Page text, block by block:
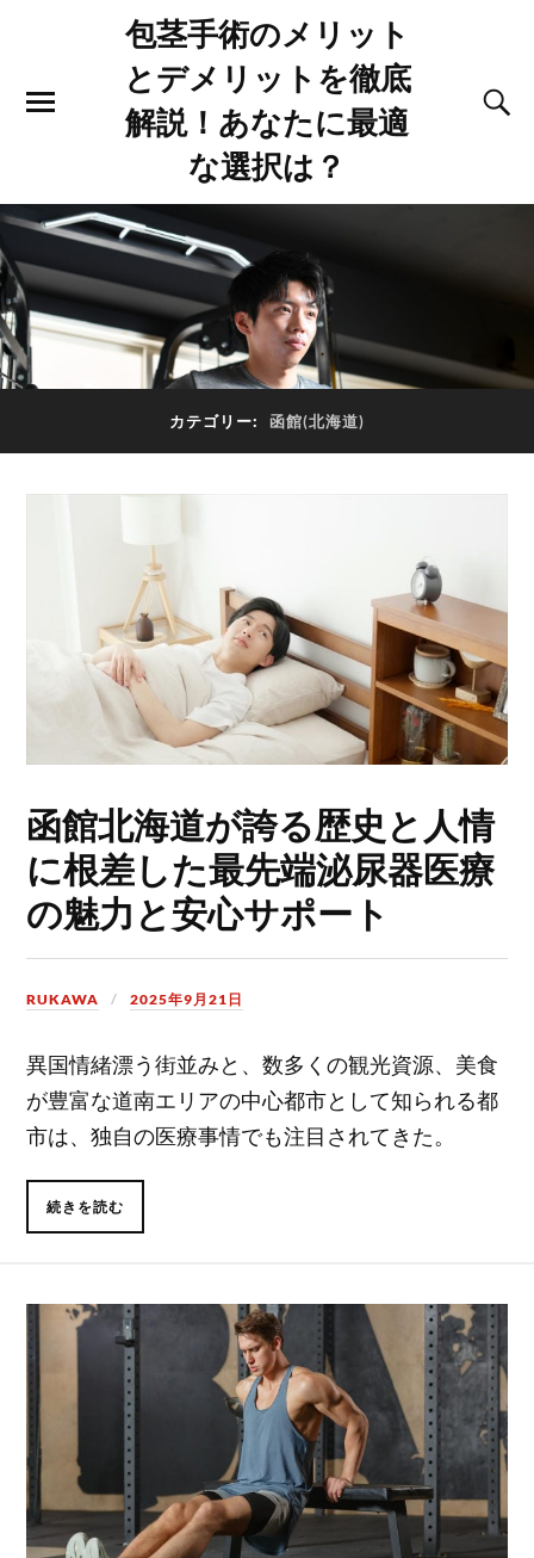
包茎手術のメリット
とデメリットを徹底
解説！あなたに最適
な選択は？
カテゴリー: 函館(北海道)
函館北海道が誇る歴史と人情
に根差した最先端泌尿器医療
の魅力と安心サポート
RUKAWA 2025年9月21日
異国情緒漂う街並みと、数多くの観光資源、美食
が豊富な道南エリアの中心都市として知られる都
市は、独自の医療事情でも注目されてきた。
続きを読む